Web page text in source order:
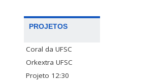
PROJETOS
Coral da UFSC
Orkextra UFSC
Projeto 12:30